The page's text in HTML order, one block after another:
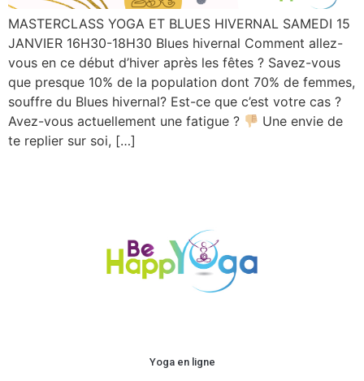
MASTERCLASS YOGA ET BLUES HIVERNAL SAMEDI 15
JANVIER 16H30-18H30 Blues hivernal Comment allez-
vous en ce début d’hiver après les fêtes ? Savez-vous
que presque 10% de la population dont 70% de femmes,
souffre du Blues hivernal? Est-ce que c’est votre cas ?
Avez-vous actuellement une fatigue ?
Une envie de
te replier sur soi, […]
Yoga en ligne